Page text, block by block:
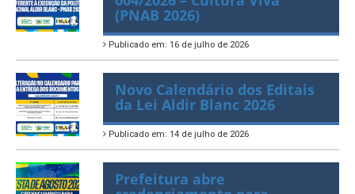
Resultado Final do Edital nº
004/2026 – Cultura Viva
(PNAB 2026)
Novo Calendário dos Editais
da Lei Aldir Blanc 2026